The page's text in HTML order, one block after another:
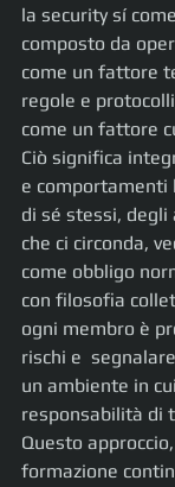
la security sí
composto da
come un fattore
regole e
come un fattore
Ciò significa
e comportamenti
di sé stessi, degli
che ci circonda,
come obbligo
con filosofia
ogni membro è
rischi e
un ambiente in
responsabilità di
Questo
formazione